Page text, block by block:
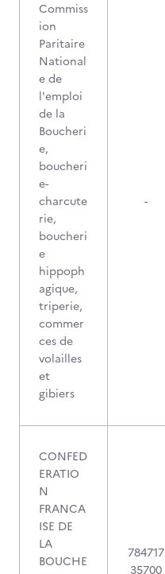
Commiss
ion
Paritaire
National
e de
l'emploi
de la
Boucheri
e,
boucheri
e-
charcute
rie,
boucheri
e
hippoph
agique,
triperie,
commer
ces de
volailles
et
gibiers
-
CONFED
ERATIO
N
FRANCA
ISE DE
LA
BOUCHE
784717
35700